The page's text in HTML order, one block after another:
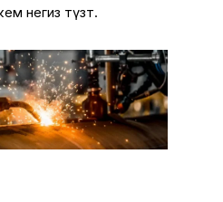
негиз түзөт.